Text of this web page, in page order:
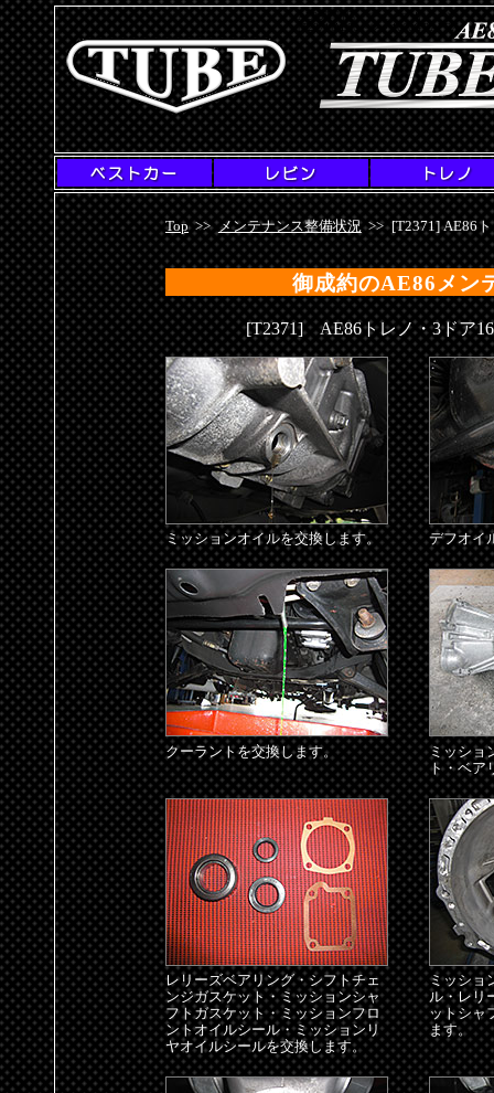
AE86専門店・チューブガレージ
[T2371]AE86トレノ1600GT-APEXメン
Top >> メンテナンス整備状況 >> [T2371] AE86
御成約のAE86メン
[T2371] AE86トレノ・3ドア
ミッションオイルを交換します。 デフオイ
クーラントを交換します。
ミッショ
ト・ベア
レリーズベアリング・シフトチェ
ンジガスケット・ミッションシャ
フトガスケット・ミッションフロ
ントオイルシール・ミッションリ
ヤオイルシールを交換します。
ミッショ
ル・レリ
ットシャ
ます。